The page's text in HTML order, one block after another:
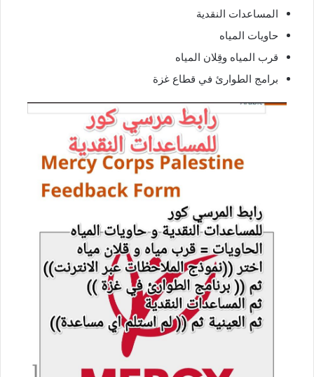
المساعدات النقدية
حاويات المياه
قرب المياه وقِلان المياه
برامج الطوارئ في قطاع غزة